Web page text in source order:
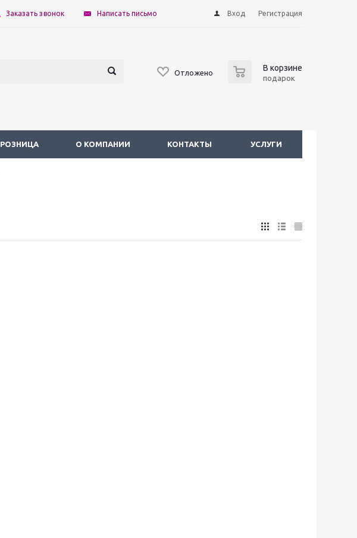
Заказать звонок Написать письмо Вход Регистрация
Отложено В корзине
подарок
РОЗНИЦА О КОМПАНИИ КОНТАКТЫ УСЛУГИ